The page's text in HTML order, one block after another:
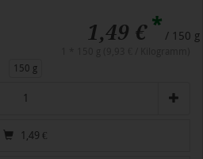
1,49 €* / 150 g
150 g
1,49 €